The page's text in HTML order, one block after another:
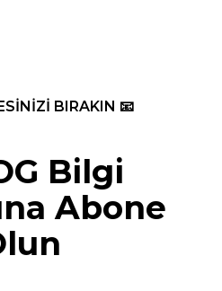
BIRAKIN 📧
Bilgi
Abone